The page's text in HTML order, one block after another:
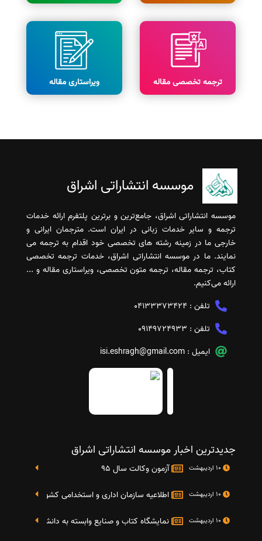
ترجمه تخصصی مقاله ویراستاری مقاله
موسسه انتشاراتی اشراق
موسسه انتشاراتی اشراق، جامع‌ترین و برترین پلتفرم ارائه خدمات
ترجمه و سایر خدمات زبانی در ایران است. مترجمان ایرانی و
خارجی ما در زمینه رشته های تخصصی خود اقدام به ترجمه می
نمایند. ما در موسسه انتشاراتی اشراق، خدمات ترجمه تخصصی
کتاب، ترجمه مقاله، ترجمه متون تخصصی، ویراستاری مقاله و ...
ارائه می‌کنیم.
تلفن : 04133373424
تلفن : 09149724933
ایمیل : isi.eshragh@gmail.com
جدیدترین اخبار موسسه انتشاراتی اشراق
آزمون وکالت سال 95
اطلاعیه سازمان اداری و استخدامی کشور در خصوص
نمایشگاه کتاب و صنایع وابسته به دانشگاه صنعتی شریف 4 الی 8 مهر